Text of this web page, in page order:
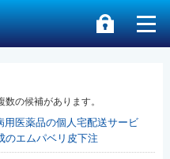
数の候補があります。
医薬品の個人宅配送サービ
のエムパベリ皮下注